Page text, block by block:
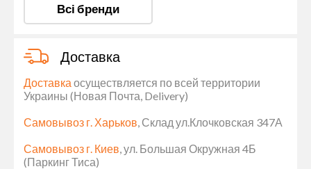
Всі бренди
Доставка
Доставка осуществляется по всей территории
Украины (Новая Почта, Delivery)
Самовывоз г. Харьков, Склад ул.Клочковская 347А
Самовывоз г. Киев, ул. Большая Окружная 4Б
(Паркинг Тиса)